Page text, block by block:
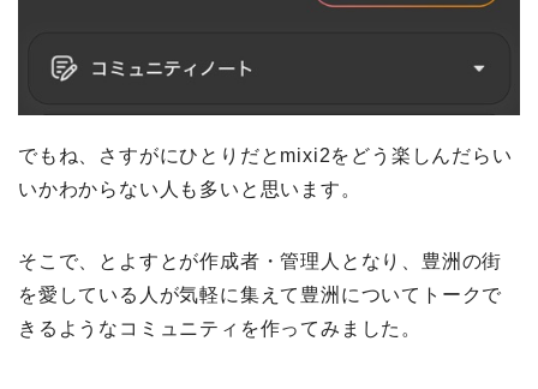
でもね、さすがにひとりだとmixi2をどう楽しんだらい
いかわからない人も多いと思います。
そこで、とよすとが作成者・管理人となり、豊洲の街
を愛している人が気軽に集えて豊洲についてトークで
きるようなコミュニティを作ってみました。